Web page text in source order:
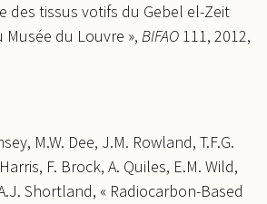
des tissus votifs du Gebel el-Zeit
Musée du Louvre », BIFAO 111, 2012,
M.W. Dee, J.M. Rowland, T.F.G.
F. Brock, A. Quiles, E.M. Wild,
Shortland, « Radiocarbon-Based